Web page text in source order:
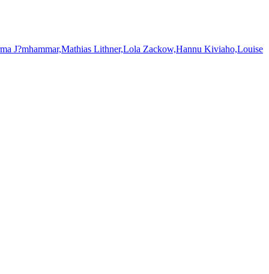
Lithner,Lola Zackow,Hannu Kiviaho,Louise